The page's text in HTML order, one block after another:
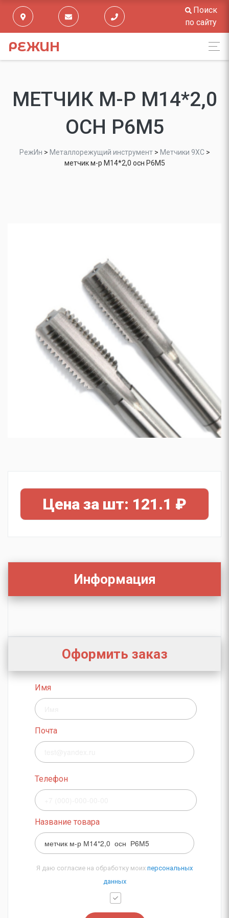
Поиск
по сайту
РЕЖИН
МЕТЧИК М-Р М14*2,0
ОСН Р6М5
РежИн > Металлорежущий инструмент> Метчики 9ХС >
метчик м-р М14*2,0 осн Р6М5
Цена за шт: 121.1 ₽
Информация
Оформить заказ
Имя
Почта
Телефон
Название товара
Я даю согласие на обработку моих персональных
данных